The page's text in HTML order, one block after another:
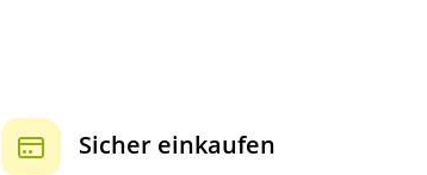
Sicher einkaufen